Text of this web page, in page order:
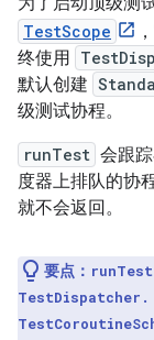
TestScope
终使用
默认创建
级测试协程。
runTest 会跟
度器上排队的协
就不会返回。
要点： runTest